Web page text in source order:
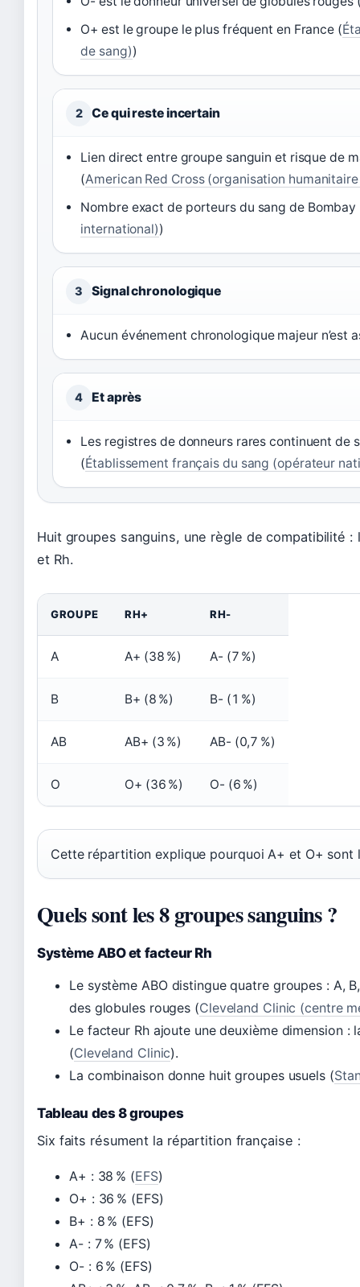
O+ est le groupe le plus fréquent en France (
de sang))
2 Ce qui reste incertain
Lien direct entre groupe sanguin et risque de
(American Red Cross (organisation
Nombre exact de porteurs du sang de
international))
3 Signal chronologique
Aucun événement chronologique majeur n’est
4 Et après
Les registres de donneurs rares continuent de
(Établissement français du sang (opérateur
Huit groupes sanguins, une règle de compatibilité
et Rh.
GROUPE RH+ RH-
A A+ (38 %) A- (7 %)
B B+ (8 %) B- (1 %)
AB AB+ (3 %) AB- (0,7 %)
O O+ (36 %) O- (6 %)
Cette répartition explique pourquoi A+ et O+ sont
Quels sont les 8 groupes sanguins ?
Système ABO et facteur Rh
Le système ABO distingue quatre groupes : A,
des globules rouges (Cleveland Clinic (centre
Le facteur Rh ajoute une deuxième dimension :
(Cleveland Clinic).
La combinaison donne huit groupes usuels (
Tableau des 8 groupes
Six faits résument la répartition française :
A+ : 38 % (EFS)
O+ : 36 % (EFS)
B+ : 8 % (EFS)
A- : 7 % (EFS)
O- : 6 % (EFS)